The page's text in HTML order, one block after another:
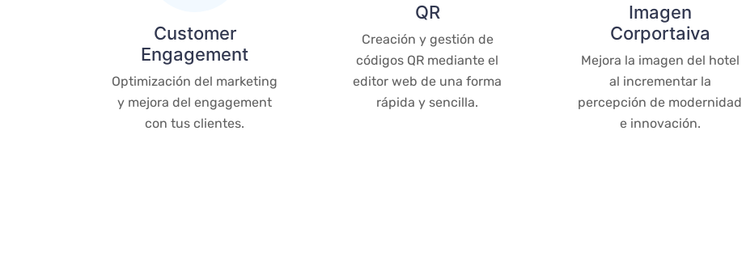
Customer
Engagement
Optimización del marketing
y mejora del engagement
con tus clientes.
QR
Creación y gestión de
códigos QR mediante el
editor web de una forma
rápida y sencilla.
Imagen
Corportaiva
Mejora la imagen del hotel
al incrementar la
percepción de modernidad
e innovación.